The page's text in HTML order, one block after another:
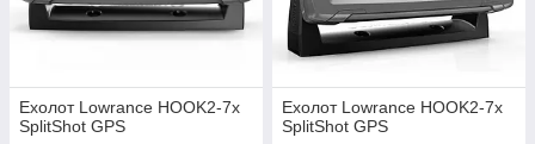
Ехолот Lowrance HOOK2-7x
SplitShot GPS
Ехолот Lowrance HOOK2-7x
SplitShot GPS